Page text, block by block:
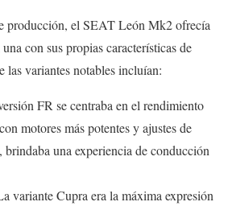
producción, el SEAT León Mk2 ofrecía
con sus propias características de
las variantes notables incluían:
FR se centraba en el rendimiento
motores más potentes y ajustes de
brindaba una experiencia de conducción
variante Cupra era la máxima expresión